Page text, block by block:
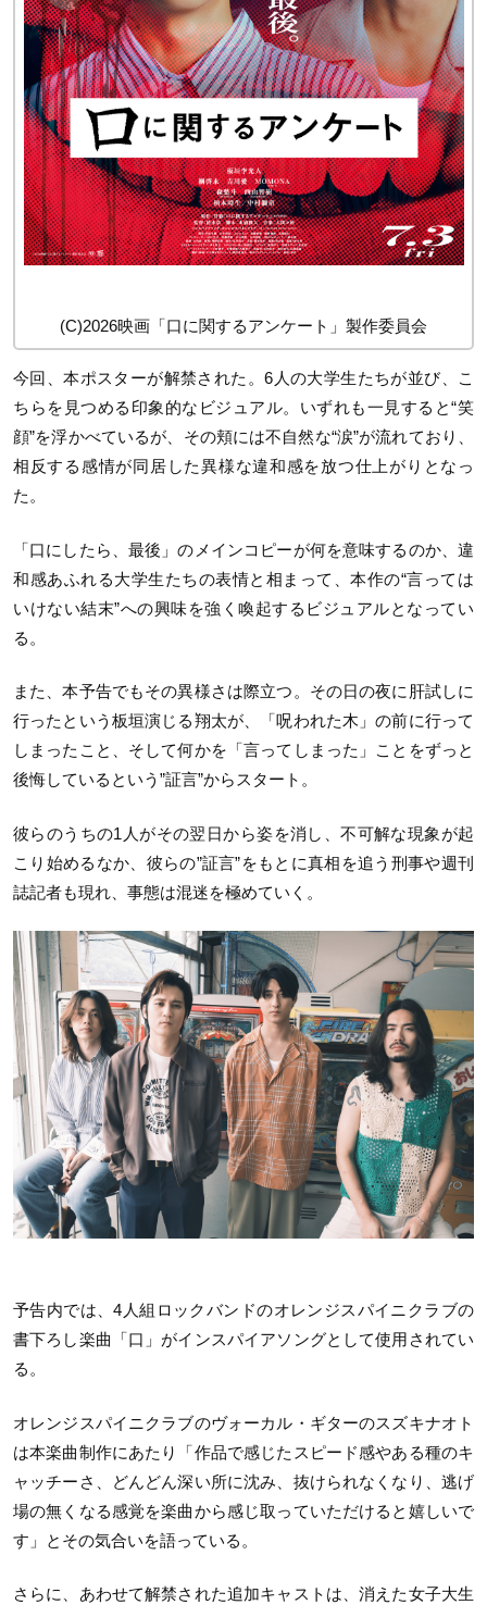
(C)2026映画「口に関するアンケート」製作委員会
今回、本ポスターが解禁された。6人の大学生たちが並び、こ
ちらを見つめる印象的なビジュアル。いずれも一見すると“笑
顔”を浮かべているが、その頬には不自然な“涙”が流れており、
相反する感情が同居した異様な違和感を放つ仕上がりとなっ
た。
「口にしたら、最後」のメインコピーが何を意味するのか、違
和感あふれる大学生たちの表情と相まって、本作の“言っては
いけない結末”への興味を強く喚起するビジュアルとなってい
る。
また、本予告でもその異様さは際立つ。その日の夜に肝試しに
行ったという板垣演じる翔太が、「呪われた木」の前に行って
しまったこと、そして何かを「言ってしまった」ことをずっと
後悔しているという”証言”からスタート。
彼らのうちの1人がその翌日から姿を消し、不可解な現象が起
こり始めるなか、彼らの”証言”をもとに真相を追う刑事や週刊
誌記者も現れ、事態は混迷を極めていく。
予告内では、4人組ロックバンドのオレンジスパイニクラブの
書下ろし楽曲「口」がインスパイアソングとして使用されてい
る。
オレンジスパイニクラブのヴォーカル・ギターのスズキナオト
は本楽曲制作にあたり「作品で感じたスピード感やある種のキ
ャッチーさ、どんどん深い所に沈み、抜けられなくなり、逃げ
場の無くなる感覚を楽曲から感じ取っていただけると嬉しいで
す」とその気合いを語っている。
さらに、あわせて解禁された追加キャストは、消えた女子大生